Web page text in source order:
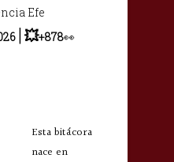
Efe
|💥+878👀
Esta bitácora
nace en